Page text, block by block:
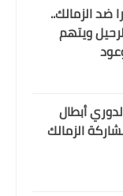
.. الكاف
الابطال
ضد الزمالك..
ويتهم
أبطال
2026/2027 بمشاركة الزمالك